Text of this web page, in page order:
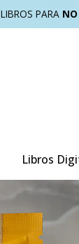
LIBROS PARA NO
Libros